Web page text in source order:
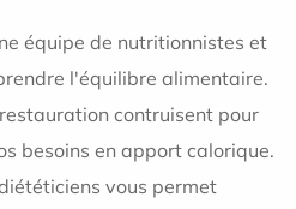
équipe de nutritionnistes et
l'équilibre alimentaire.
contruisent pour
besoins en apport calorique.
vous permet